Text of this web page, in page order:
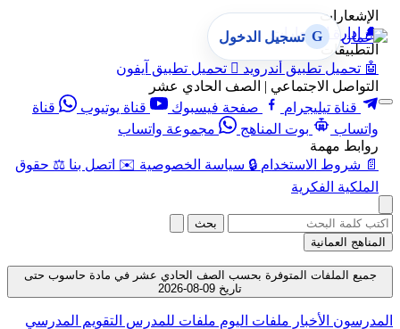
الإشعارات
🔔 إدارة الإشعارات
التطبيقات
🤖 تحميل تطبيق أندرويد  تحميل تطبيق آيفون
التواصل الاجتماعي | الصف الحادي عشر
قناة تيليجرام
صفحة فيسبوك قناة يوتيوب
قناة
واتساب
بوت المناهج
مجموعة واتساب
روابط مهمة
📄 شروط الاستخدام 🔒 سياسة الخصوصية ✉️ اتصل بنا ⚖️ حقوق
الملكية الفكرية
G تسجيل الدخول
بحث
المناهج العمانية
جميع الملفات المتوفرة بحسب الصف الحادي عشر في مادة حاسوب حتى
تاريخ 09-08-2026
المدرسون الأخبار ملفات اليوم ملفات للمدرس التقويم المدرسي